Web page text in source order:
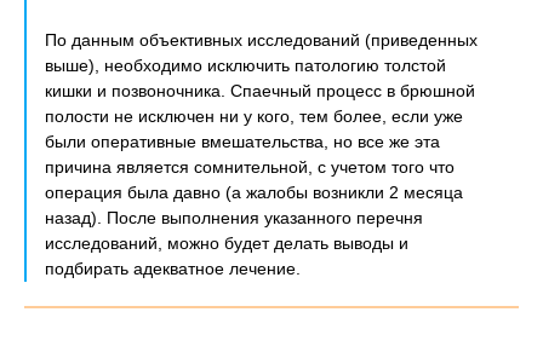
По данным объективных исследований (приведенных
выше), необходимо исключить патологию толстой
кишки и позвоночника. Спаечный процесс в брюшной
полости не исключен ни у кого, тем более, если уже
были оперативные вмешательства, но все же эта
причина является сомнительной, с учетом того что
операция была давно (а жалобы возникли 2 месяца
назад). После выполнения указанного перечня
исследований, можно будет делать выводы и
подбирать адекватное лечение.